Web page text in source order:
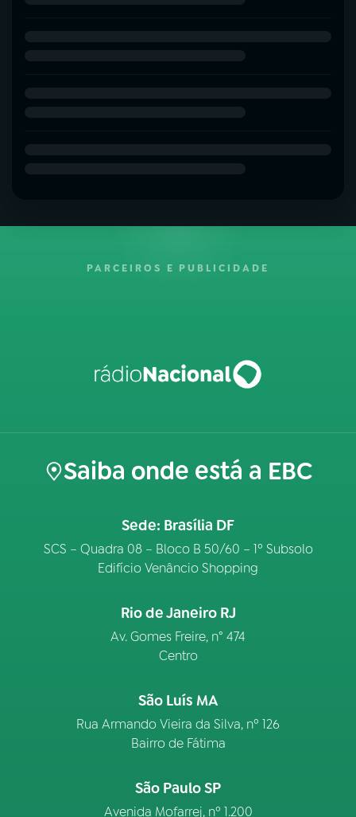
PARCEIROS E PUBLICIDADE
Saiba onde está a EBC
Sede: Brasília DF
SCS – Quadra 08 – Bloco B 50/60 – 1º Subsolo
Edifício Venâncio Shopping
Rio de Janeiro RJ
Av. Gomes Freire, n° 474
Centro
São Luís MA
Rua Armando Vieira da Silva, nº 126
Bairro de Fátima
São Paulo SP
Avenida Mofarrej, nº 1.200